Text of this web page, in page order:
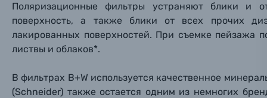
Материалы
Осветительное оборудование
Фоторамки
Нажимая
Поляризационные фильтры устраняют блики и
поверхность, а также блики от всех прочих
лакированных поверхностей. При съемке пейзажа
листвы и облаков*.
В фильтрах B+W используется качественное
(Schneider) также остается одним из немногих